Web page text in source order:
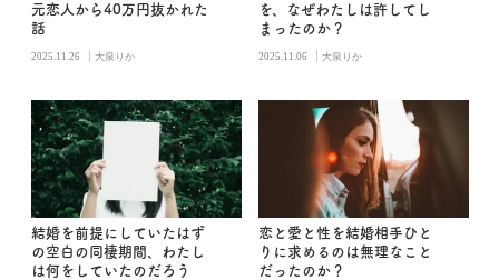
元恋人から40万円抜かれた
話
2025.11.26 | 大泉りか
を、なぜわたしは許してし
まったのか？
2025.11.06 | 大泉りか
結婚を前提にしていたはず
の空白の同棲期間、わたし
は何をしていたのだろう
恋と愛と性を結婚相手ひと
りに求めるのは無理なこと
だったのか？